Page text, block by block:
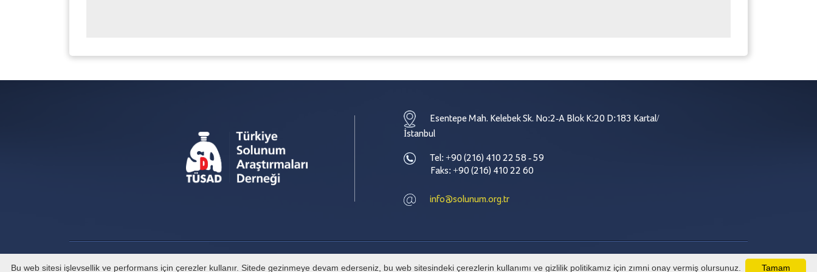
Esentepe Mah. Kelebek Sk. No:2-A Blok K:20 D:183 Kartal/
İstanbul
Tel: +90 (216) 410 22 58 - 59
Faks: +90 (216) 410 22 60
info@solunum.org.tr
Tamam
Bu web sitesi işlevsellik ve performans için çerezler kullanır. Sitede gezinmeye devam ederseniz, bu web sitesindeki çerezlerin kullanımı ve gizlilik politikamız için zımni onay vermiş olursunuz.